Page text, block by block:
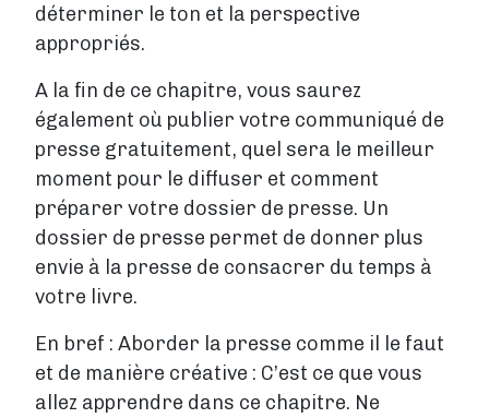
déterminer le ton et la perspective
appropriés.
A la fin de ce chapitre, vous saurez
également où publier votre communiqué de
presse gratuitement, quel sera le meilleur
moment pour le diffuser et comment
préparer votre dossier de presse. Un
dossier de presse permet de donner plus
envie à la presse de consacrer du temps à
votre livre.
En bref : Aborder la presse comme il le faut
et de manière créative : C’est ce que vous
allez apprendre dans ce chapitre. Ne